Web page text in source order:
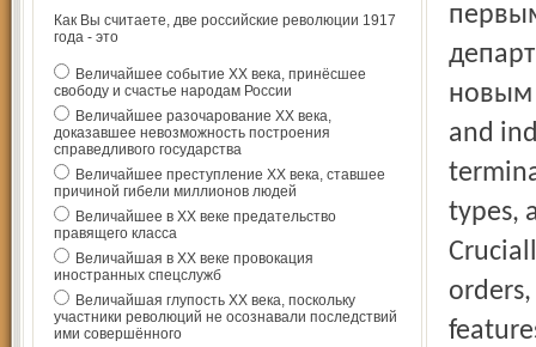
Как Вы считаете, две российские революции 1917
года - это
Величайшее событие ХХ века, принёсшее
свободу и счастье народам России
Величайшее разочарование ХХ века,
доказавшее невозможность построения
справедливого государства
Величайшее преступление ХХ века, ставшее
причиной гибели миллионов людей
Величайшее в ХХ веке предательство
правящего класса
Величайшая в ХХ веке провокация
иностранных спецслужб
Величайшая глупость ХХ века, поскольку
участники революций не осознавали последствий
ими совершённого
новым
and
types,